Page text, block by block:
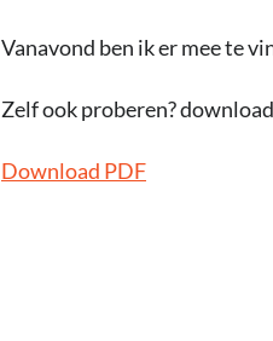
Vanavond ben ik er mee te
Zelf ook proberen?
Download PDF